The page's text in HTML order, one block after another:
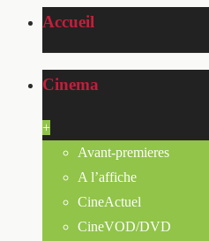
Accueil
Cinema
+
Avant-premieres
A l’affiche
CineActuel
CineVOD/DVD